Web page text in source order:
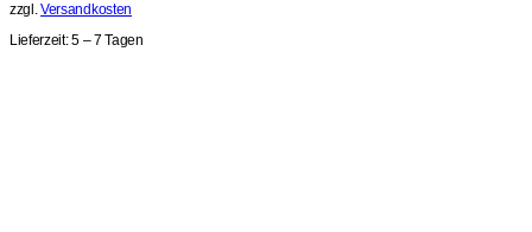
zzgl.Versandkosten
Lieferzeit:5 – 7 Tagen